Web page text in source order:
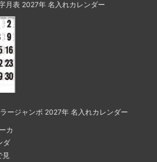
月表 2027年 名入れカレンダー
ージャンボ 2027年 名入れカレンダー